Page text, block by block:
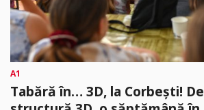
A1
Tabără în… 3D, la Corbești!